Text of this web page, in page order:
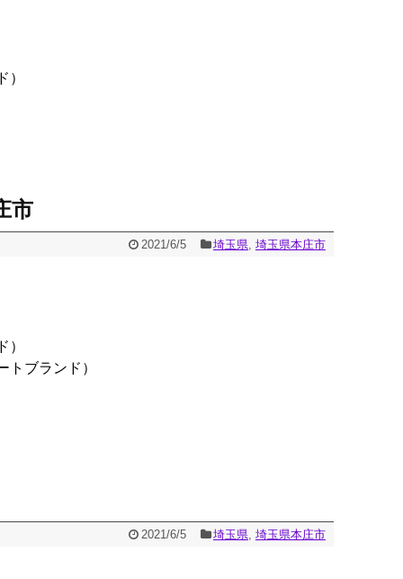
）
市
2021/6/5 埼玉県, 埼玉県本庄市
）
トブランド）
2021/6/5 埼玉県, 埼玉県本庄市